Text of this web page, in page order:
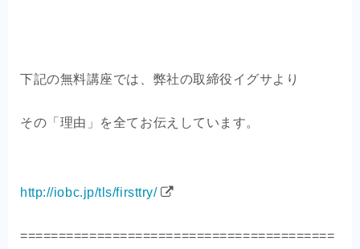
下記の無料講座では、弊社の取締役イグサより
その「理由」を全てお伝えしています。
http://iobc.jp/tls/firsttry/
=========================================